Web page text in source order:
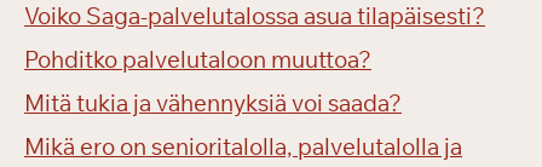
Voiko Saga-palvelutalossa asua tilapäisesti?
Pohditko palvelutaloon muuttoa?
Mitä tukia ja vähennyksiä voi saada?
Mikä ero on senioritalolla, palvelutalolla ja